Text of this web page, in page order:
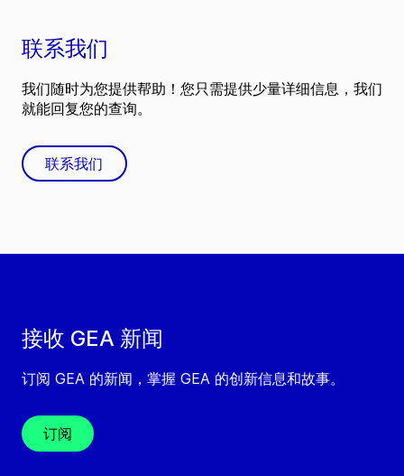
接收 GEA 新闻
订阅 GEA 的新闻，掌握 GEA 的创新信息和故事。
订阅
联系我们
我们随时为您提供帮助！您只需提供少量详细信息，我们
就能回复您的查询。
联系我们